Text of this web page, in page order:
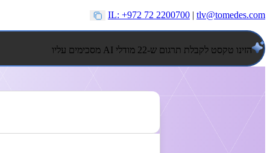
IL: +972 72 2200700 | tlv@tomedes.com
הזינו טקסט לקבלת תרגום ש-22 מודלי AI מסכימים עליו